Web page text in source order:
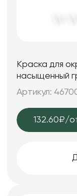
Краска для
насыщенный
Артикул:
132.60₽/